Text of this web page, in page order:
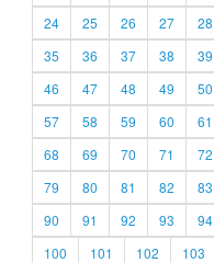
24
25 26 27 28
35
36 37 38 39
46
47 48 49 50
57
58 59 60 61
68
69 70 71 72
79
80 81 82 83
90
91 92 93 94
100
101 102 103